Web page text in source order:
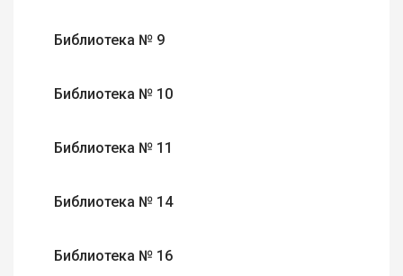
Библиотека № 9
Библиотека № 10
Библиотека № 11
Библиотека № 14
Библиотека № 16